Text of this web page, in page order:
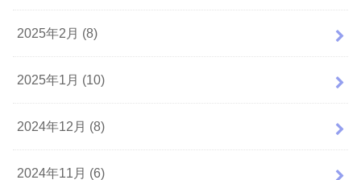
2025年2月 (8)
2025年1月 (10)
2024年12月 (8)
2024年11月 (6)